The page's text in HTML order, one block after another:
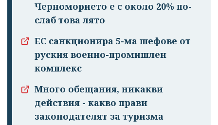
Черноморието е с около 20% по-
слаб това лято
ЕС санкционира 5-ма шефове от
руския военно-промишлен
комплекс
Много обещания, никакви
действия - какво прави
законодателят за туризма